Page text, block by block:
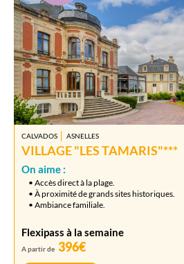
CALVADOS ASNELLES
VILLAGE "LES TAMARIS"***
On aime :
• Accès direct à la plage.
• À proximité de grands sites historiques.
• Ambiance familiale.
Flexipass à la semaine
A partir de 396€